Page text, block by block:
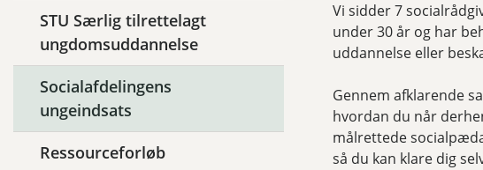
STU Særlig tilrettelagt
ungdomsuddannelse
Socialafdelingens
ungeindsats
Ressourceforløb
Vi sidder 7
under 30 år og har
uddannelse eller
Gennem afklarende
hvordan du når
målrettede
så du kan klare dig